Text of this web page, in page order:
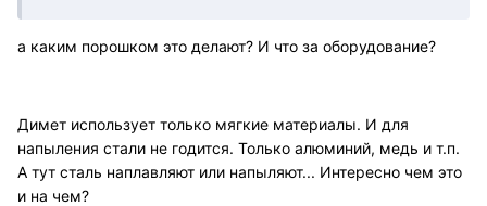
а каким порошком это делают? И что за оборудование?
Димет использует только мягкие материалы. И для
напыления стали не годится. Только алюминий, медь и т.п.
А тут сталь наплавляют или напыляют... Интересно чем это
и на чем?